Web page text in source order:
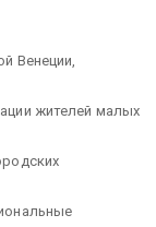
Венеции,
жителей малых